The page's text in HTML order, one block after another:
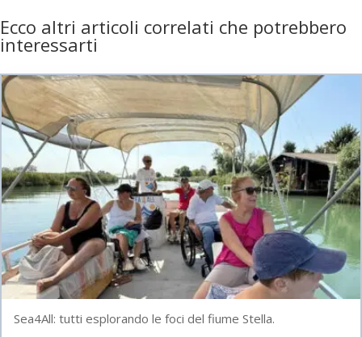
Ecco altri articoli correlati che potrebbero
interessarti
Sea4All: tutti esplorando le foci del fiume Stella.